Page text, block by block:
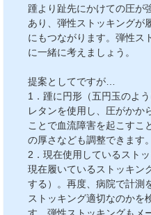
踵より趾先にかけての圧が
あり、弾性ストッキングが
にもつながります。弾性ス
に一緒に考えましょう。
提案としてですが…
1．踵に円形（五円玉のよ
レタンを使用し、圧がかか
ことで血流障害を起こすこ
の厚さなども調整できます。
2．現在使用しているスト
現在履いているストッキン
する）。再度、病院で計測
ストッキング適切なのかを